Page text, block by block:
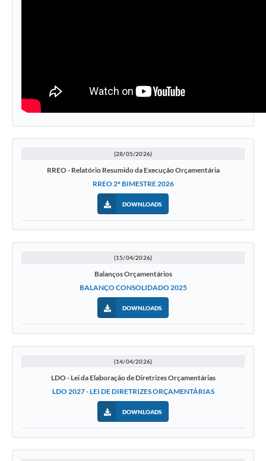
(28/05/2026)
RREO - Relatório Resumido da Execução Orçamentária
RREO 2º BIMESTRE 2026
DOWNLOADS
(15/04/2026)
Balanços Orçamentários
BALANÇO CONSOLIDADO 2025
DOWNLOADS
(14/04/2026)
LDO - Lei da Elaboração de Diretrizes Orçamentárias
LDO 2027 - LEI DE DIRETRIZES ORÇAMENTÁRIAS
DOWNLOADS